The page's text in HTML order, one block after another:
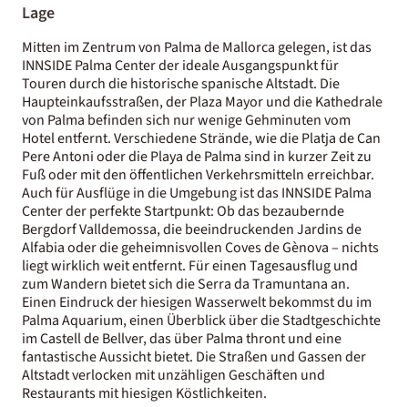
Lage
Mitten im Zentrum von Palma de Mallorca gelegen, ist das
INNSIDE Palma Center der ideale Ausgangspunkt für
Touren durch die historische spanische Altstadt. Die
Haupteinkaufsstraßen, der Plaza Mayor und die Kathedrale
von Palma befinden sich nur wenige Gehminuten vom
Hotel entfernt. Verschiedene Strände, wie die Platja de Can
Pere Antoni oder die Playa de Palma sind in kurzer Zeit zu
Fuß oder mit den öffentlichen Verkehrsmitteln erreichbar.
Auch für Ausflüge in die Umgebung ist das INNSIDE Palma
Center der perfekte Startpunkt: Ob das bezaubernde
Bergdorf Valldemossa, die beeindruckenden Jardins de
Alfabia oder die geheimnisvollen Coves de Gènova – nichts
liegt wirklich weit entfernt. Für einen Tagesausflug und
zum Wandern bietet sich die Serra da Tramuntana an.
Einen Eindruck der hiesigen Wasserwelt bekommst du im
Palma Aquarium, einen Überblick über die Stadtgeschichte
im Castell de Bellver, das über Palma thront und eine
fantastische Aussicht bietet. Die Straßen und Gassen der
Altstadt verlocken mit unzähligen Geschäften und
Restaurants mit hiesigen Köstlichkeiten.